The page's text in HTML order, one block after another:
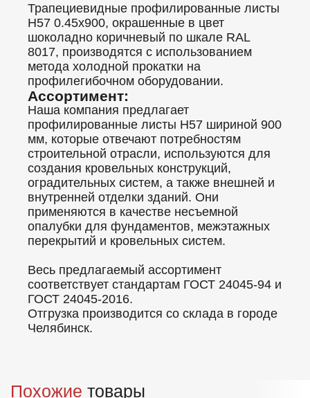
Трапециевидные профилированные листы
Н57 0.45x900, окрашенные в цвет
шоколадно коричневый по шкале RAL
8017, производятся с использованием
метода холодной прокатки на
профилегибочном оборудовании.
Ассортимент:
Наша компания предлагает
профилированные листы Н57 шириной 900
мм, которые отвечают потребностям
строительной отрасли, используются для
создания кровельных конструкций,
оградительных систем, а также внешней и
внутренней отделки зданий. Они
применяются в качестве несъемной
опалубки для фундаментов, межэтажных
перекрытий и кровельных систем.
Весь предлагаемый ассортимент
соответствует стандартам ГОСТ 24045-94 и
ГОСТ 24045-2016.
Отгрузка производится со склада в городе
Челябинск.
Похожие товары